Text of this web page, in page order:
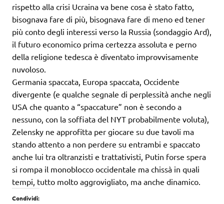
rispetto alla crisi Ucraina va bene cosa è stato fatto,
bisognava fare di più, bisognava fare di meno ed tener
più conto degli interessi verso la Russia (sondaggio Ard),
il futuro economico prima certezza assoluta e perno
della religione tedesca è diventato improvvisamente
nuvoloso.
Germania spaccata, Europa spaccata, Occidente
divergente (e qualche segnale di perplessità anche negli
USA che quanto a “spaccature” non è secondo a
nessuno, con la soffiata del NYT probabilmente voluta),
Zelensky ne approfitta per giocare su due tavoli ma
stando attento a non perdere su entrambi e spaccato
anche lui tra oltranzisti e trattativisti, Putin forse spera
si rompa il monoblocco occidentale ma chissà in quali
tempi, tutto molto aggrovigliato, ma anche dinamico.
Condividi: